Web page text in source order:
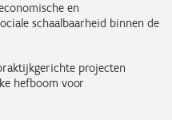
en
schaalbaarheid binnen de
projecten
hefboom voor